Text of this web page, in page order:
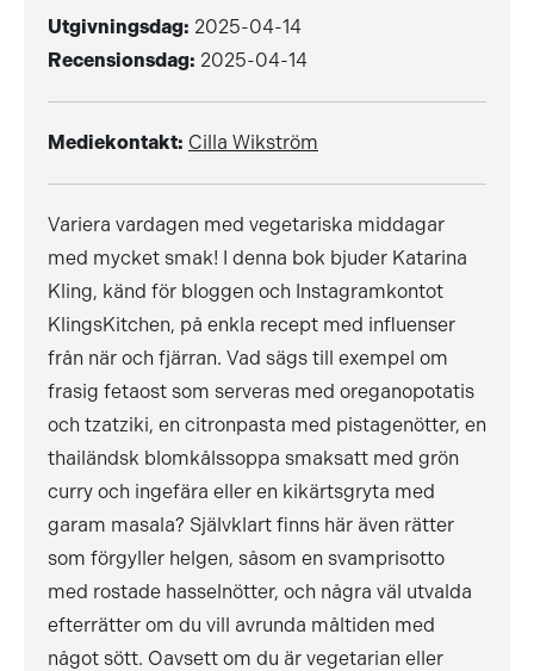
Utgivningsdag: 2025-04-14
Recensionsdag: 2025-04-14
Mediekontakt: Cilla Wikström
Variera vardagen med vegetariska middagar
med mycket smak! I denna bok bjuder Katarina
Kling, känd för bloggen och Instagramkontot
KlingsKitchen, på enkla recept med influenser
från när och fjärran. Vad sägs till exempel om
frasig fetaost som serveras med oreganopotatis
och tzatziki, en citronpasta med pistagenötter, en
thailändsk blomkålssoppa smaksatt med grön
curry och ingefära eller en kikärtsgryta med
garam masala? Självklart finns här även rätter
som förgyller helgen, såsom en svamprisotto
med rostade hasselnötter, och några väl utvalda
efterrätter om du vill avrunda måltiden med
något sött. Oavsett om du är vegetarian eller